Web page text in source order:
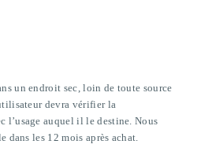
un endroit sec, loin de toute source
devra vérifier la
auquel il le destine. Nous
les 12 mois après achat.